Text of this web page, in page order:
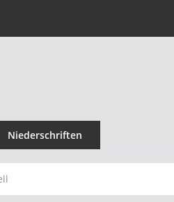
Niederschriften